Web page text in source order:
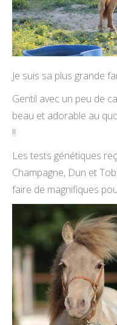
Je suis sa plus grande
Gentil avec un peu de
beau et adorable au
!!
Les tests génétiques
Champagne, Dun et
faire de magnifiques